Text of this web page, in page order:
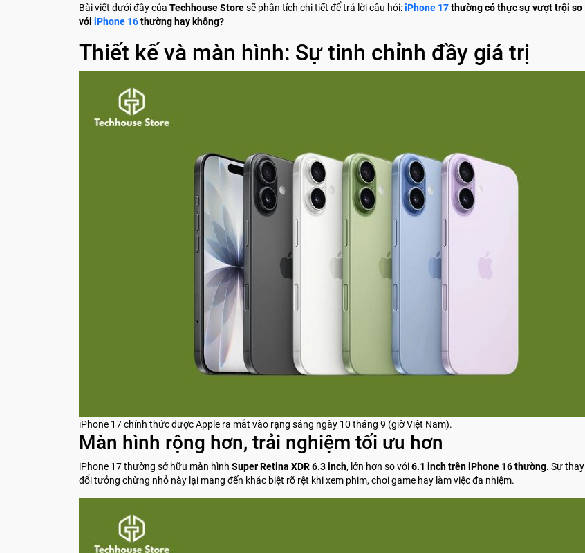
Bài viết dưới đây của Techhouse Storesẽ phân tích chi tiết để trả lời câu hỏi:iPhone 17thường có thực sự vượt trội so
với iPhone 16thường hay không?
Thiết kế và màn hình: Sự tinh chỉnh đầy giá trị
iPhone 17 chính thức được Apple ra mắt vào rạng sáng ngày 10 tháng 9 (giờ Việt Nam).
Màn hình rộng hơn, trải nghiệm tối ưu hơn
iPhone 17 thường sở hữu màn hình Super Retina XDR 6.3 inch, lớn hơn so với6.1 inch trên iPhone 16 thường. Sự thay
đổi tưởng chừng nhỏ này lại mang đến khác biệt rõ rệt khi xem phim, chơi game hay làm việc đa nhiệm.